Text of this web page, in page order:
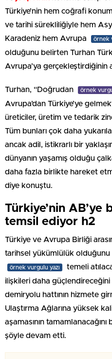
Türkiye’nin hem coğrafi
ve tarihi sürekliliğiyle hem
Karadeniz hem Avrupa
örnek
olduğunu belirten Turhan
Avrupa’ya gerçekleştirdiğinin
Turhan, “Doğrudan örnek
Avrupa’dan Türkiye’ye
üreticiler, üretim ve tedarik
Tüm bunları çok daha
ancak adil, istikrarlı bir
dünyanın yaşamış olduğu
daha fazla birlikte hareket
diye konuştu.
Türkiye’nin AB’ye
temsil ediyor h2
Türkiye ve Avrupa Birliği
tarihsel yükümlülük olduğunu
örnek vurgulu yazı
temeli
ilişkileri daha güçlendireceğini
demiryolu hattının hizmete
Ulaştırma Ağlarına yüksek
aşamasının
şöyle devam etti.